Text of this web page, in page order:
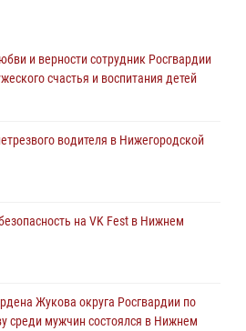
мероприятия в рамках
на VK Fest в Нижнем
за прошедшую неделю выезжали
серию краж в Нижнем Новгороде
и верности сотрудник Росгвардии
счастья и воспитания детей
водителя в Нижегородской
на VK Fest в Нижнем
Жукова округа Росгвардии по
среди мужчин состоялся в Нижнем